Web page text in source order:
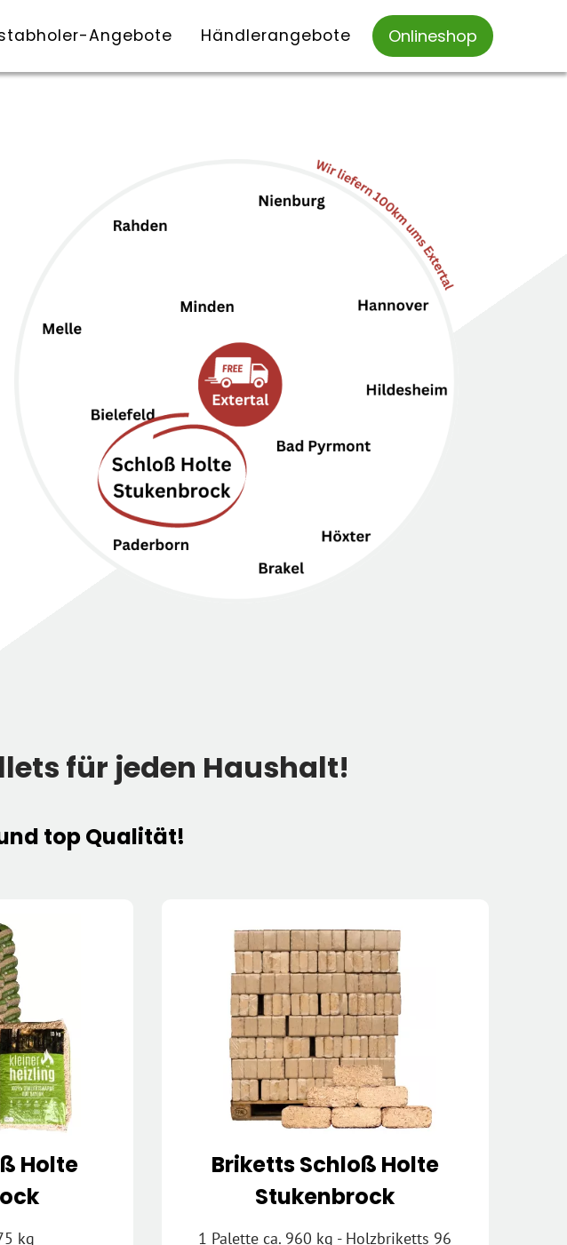
Angebote Händlerangebote Onlineshop
für jeden Haushalt!
top Qualität!
Holte
kg
Briketts Schloß Holte
Stukenbrock
1 Palette ca. 960 kg - Holzbriketts 96